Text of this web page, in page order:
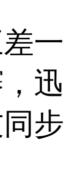
一
迅
步